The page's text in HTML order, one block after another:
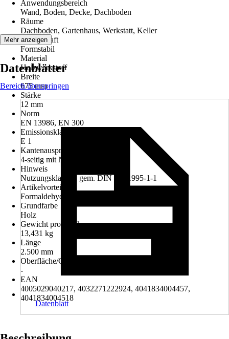
Anwendungsbereich
Wand, Boden, Decke, Dachboden
Räume
Dachboden, Gartenhaus, Werkstatt, Keller
Eigenschaft
Formstabil
Material
Holzwerkstoff
Breite
675 mm
Stärke
12 mm
Norm
EN 13986, EN 300
Emissionsklasse
E 1
Kantenausprägung
4-seitig mit Nut und Feder
Hinweis
Nutzungsklasse 2 gem. DIN EN 1995-1-1
Artikelvorteil
Formaldehydfrei verleimt
Grundfarbe
Holz
Gewicht pro Stück
13,431 kg
Länge
2.500 mm
Oberfläche/Oberflächenbehandlung
-
EAN
4005029040217, 4032271222924, 4041834004457,
4041834004518
Mehr anzeigen
Datenblätter
Bereich überspringen
Datenblatt